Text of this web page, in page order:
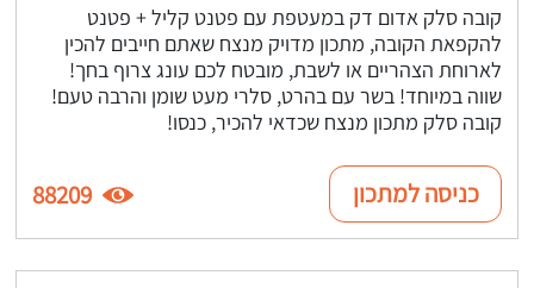
קובה סלק אדום דק במעטפת עם פטנט קליל + פטנט
להקפאת הקובה, מתכון מדויק מנצח שאתם חייבים להכין
לארוחת הצהריים או לשבת, מובטח לכם עונג צרוף בחך!
שווה במיוחד! בשר עם בהרט, סלרי מעט שומן והרבה טעם!
קובה סלק מתכון מנצח שכדאי להכיר, כנסו!
כניסה למתכון 88209